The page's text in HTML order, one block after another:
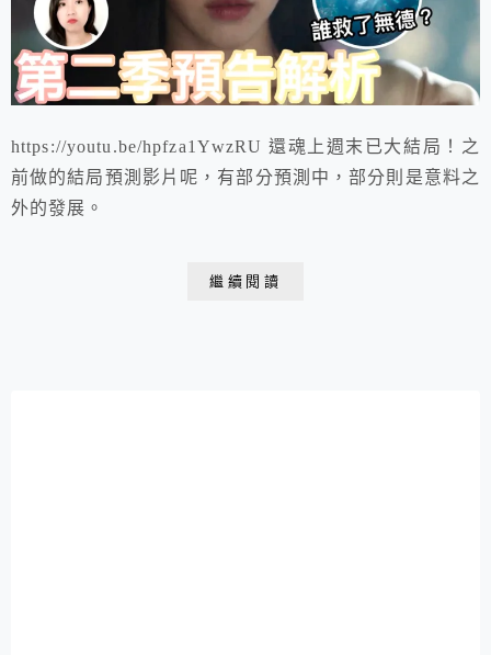
https://youtu.be/hpfza1YwzRU 還魂上週末已大結局！之
前做的結局預測影片呢，有部分預測中，部分則是意料之
外的發展。
繼續閱讀